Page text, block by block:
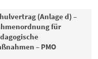
(Anlage d) –
für
– PMO